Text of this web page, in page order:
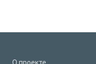
О проекте